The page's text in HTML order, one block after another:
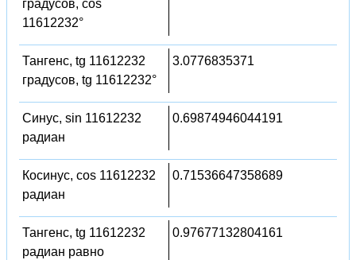
градусов, cos
11612232°
Тангенс, tg 11612232
градусов, tg 11612232°
3.0776835371
Синус, sin 11612232
радиан
0.69874946044191
Косинус, cos 11612232
радиан
0.71536647358689
Тангенс, tg 11612232
радиан равно
0.97677132804161